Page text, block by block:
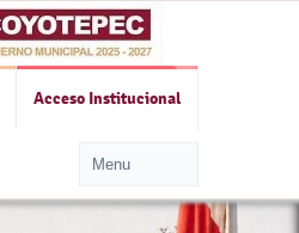
Acceso Institucional